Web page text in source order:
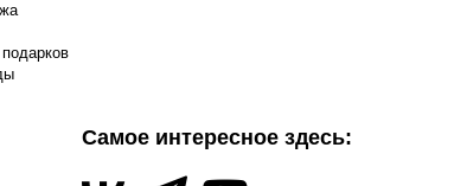
Самое интересное здесь: